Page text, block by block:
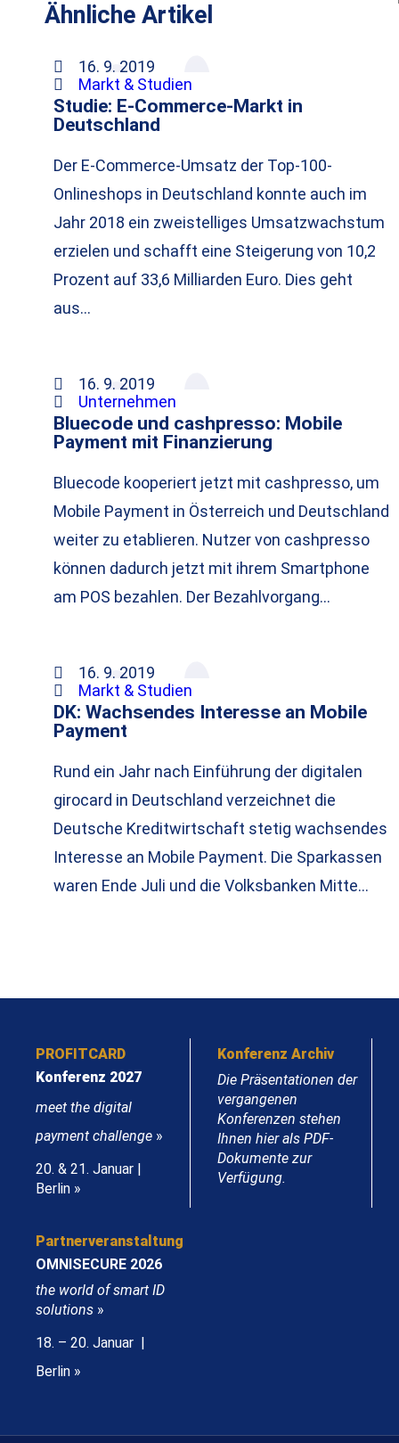
Ähnliche Artikel
16. 9. 2019
Markt & Studien
Studie: E-Commerce-Markt in
Deutschland
Der E-Commerce-Umsatz der Top-100-
Onlineshops in Deutschland konnte auch im
Jahr 2018 ein zweistelliges Umsatzwachstum
erzielen und schafft eine Steigerung von 10,2
Prozent auf 33,6 Milliarden Euro. Dies geht
aus…
16. 9. 2019
Unternehmen
Bluecode und cashpresso: Mobile
Payment mit Finanzierung
Bluecode kooperiert jetzt mit cashpresso, um
Mobile Payment in Österreich und Deutschland
weiter zu etablieren. Nutzer von cashpresso
können dadurch jetzt mit ihrem Smartphone
am POS bezahlen. Der Bezahlvorgang…
16. 9. 2019
Markt & Studien
DK: Wachsendes Interesse an Mobile
Payment
Rund ein Jahr nach Einführung der digitalen
girocard in Deutschland verzeichnet die
Deutsche Kreditwirtschaft stetig wachsendes
Interesse an Mobile Payment. Die Sparkassen
waren Ende Juli und die Volksbanken Mitte…
PROFITCARD
Konferenz 2027
meet the digital
payment challenge »
20. & 21. Januar |
Berlin »
Konferenz Archiv
Die Präsentationen der
vergangenen
Konferenzen stehen
Ihnen hier als PDF-
Dokumente zur
Verfügung.
Partnerveranstaltung
OMNISECURE 2026
the world of smart ID
solutions »
18. – 20. Januar |
Berlin »